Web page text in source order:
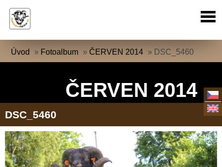
Úvod » Fotoalbum »ČERVEN 2014 » DSC_5460
ČERVEN 2014
DSC_5460